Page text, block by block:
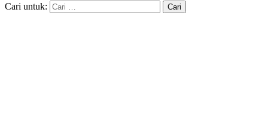
Cari untuk: